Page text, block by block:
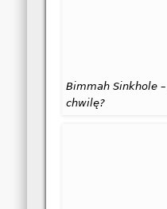
Bimmah Sinkhole
chwilę?